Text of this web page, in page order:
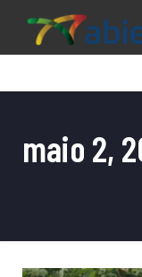
maio 2,